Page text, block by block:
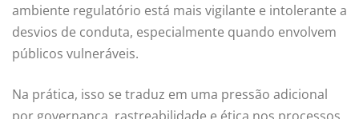
ambiente regulatório está mais vigilante e intolerante a
desvios de conduta, especialmente quando envolvem
públicos vulneráveis.
Na prática, isso se traduz em uma pressão adicional